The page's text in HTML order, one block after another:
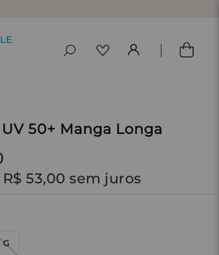
50+ Manga Longa
R$ 53,00 sem juros
G